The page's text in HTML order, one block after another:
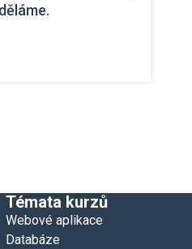
Témata kurzů
Webové aplikace
Databáze